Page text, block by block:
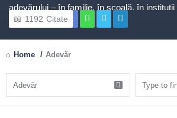
adevărului – în familie, în școală, în
încrederea cu suspiciunea, iar cooperarea
comunic responsabil?Adevărul nu e o
brutal, poate răni; ascuns perfid, rupe.
forma: franchețe cu grijă, claritate fără
spectacol. Când greșim, adevărul corectiv
Facebook
1192 Citate
Home / Adevăr